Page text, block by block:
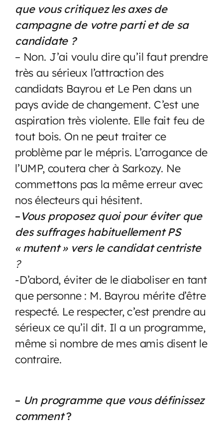
que vous critiquez les axes de
campagne de votre parti et de sa
candidate ?
– Non. J’ai voulu dire qu’il faut prendre
très au sérieux l’attraction des
candidats Bayrou et Le Pen dans un
pays avide de changement. C’est une
aspiration très violente. Elle fait feu de
tout bois. On ne peut traiter ce
problème par le mépris. L’arrogance de
l’UMP, coutera cher à Sarkozy. Ne
commettons pas la même erreur avec
nos électeurs qui hésitent.
–Vous proposez quoi pour éviter que
des suffrages habituellement PS
« mutent » vers le candidat centriste
?
-D’abord, éviter de le diaboliser en tant
que personne : M. Bayrou mérite d’être
respecté. Le respecter, c’est prendre au
sérieux ce qu’il dit. Il a un programme,
même si nombre de mes amis disent le
contraire.
– Un programme que vous définissez
comment?